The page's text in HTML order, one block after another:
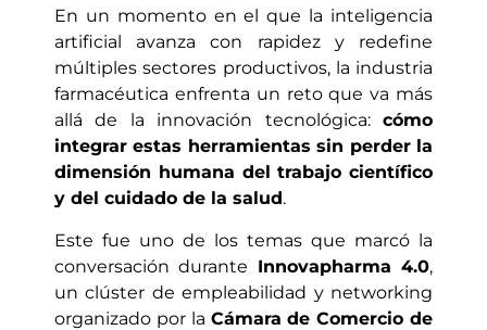
En un momento en el que la inteligencia
artificial avanza con rapidez y redefine
múltiples sectores productivos, la industria
farmacéutica enfrenta un reto que va más
allá de la innovación tecnológica: cómo
integrar estas herramientas sin perder la
dimensión humana del trabajo científico
y del cuidado de la salud.
Este fue uno de los temas que marcó la
conversación durante Innovapharma 4.0,
un clúster de empleabilidad y networking
organizado por la Cámara de Comercio de